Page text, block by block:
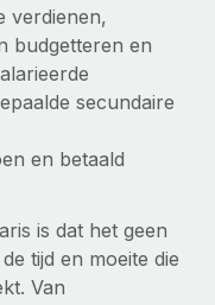
zakelijke tools
experts
van
verdienen,
budgetteren en
secundaire
en betaald
is dat het geen
tijd en moeite die
Van